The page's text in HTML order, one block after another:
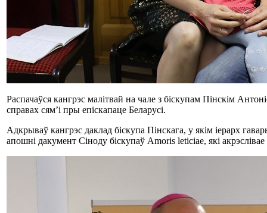
Распачаўся кангрэс малітвай на чале з біскупам Пінскім
справах сям’і пры епіскапаце Беларусі.
Адкрываў кангрэс даклад біскупа Пінскага, у якім іерарх
апошні дакумент Сіноду біскупаў Amoris leticiae, які